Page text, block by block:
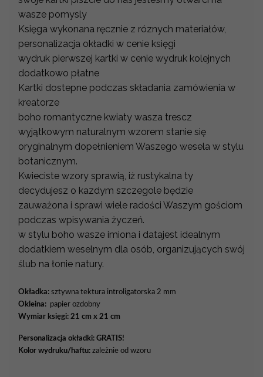
wasze pomysly
Księga wykonana ręcznie z róznych materiałów,
personalizacja okładki w cenie księgi
wydruk pierwszej kartki w cenie wydruk kolejnych
dodatkowo płatne
Kartki dostepne podczas składania zamówienia w
kreatorze
boho romantyczne kwiaty wasza trescz
wyjątkowym naturalnym wzorem stanie się
oryginalnym dopełnieniem Waszego wesela w stylu
botanicznym.
Kwieciste wzory sprawią, iż rustykalna ty
decydujesz o kazdym szczegole będzie
zauważona i sprawi wiele radości Waszym gościom
podczas wpisywania życzeń.
w stylu boho wasze imiona i datajest idealnym
dodatkiem weselnym dla osób, organizujących swój
ślub na łonie natury.
Okładka: sztywna tektura introligatorska 2 mm
Okleina: papier ozdobny
Wymiar księgi: 21 cm x 21 cm
Personalizacja okładki: GRATIS!
Kolor wydruku/haftu: zależnie od wzoru